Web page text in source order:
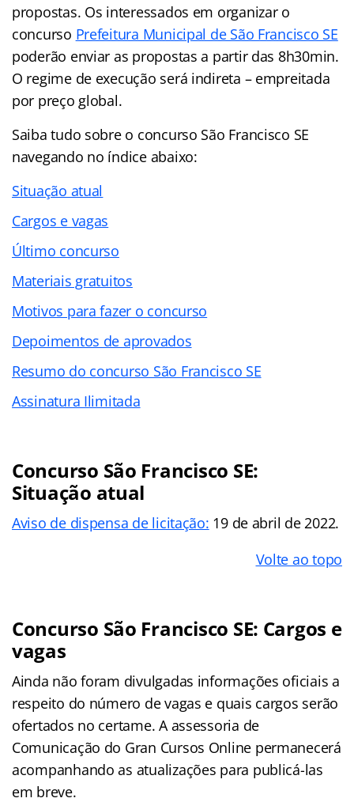
propostas. Os interessados em organizar o
concurso Prefeitura Municipal de São Francisco SE
poderão enviar as propostas a partir das 8h30min.
O regime de execução será indireta – empreitada
por preço global.
Saiba tudo sobre o concurso São Francisco SE
navegando no índice abaixo:
Situação atual
Cargos e vagas
Último concurso
Materiais gratuitos
Motivos para fazer o concurso
Depoimentos de aprovados
Resumo do concurso São Francisco SE
Assinatura Ilimitada
Concurso São Francisco SE:
Situação atual
Aviso de dispensa de licitação: 19 de abril de 2022.
Volte ao topo
Concurso São Francisco SE: Cargos e
vagas
Ainda não foram divulgadas informações oficiais a
respeito do número de vagas e quais cargos serão
ofertados no certame. A assessoria de
Comunicação do Gran Cursos Online permanecerá
acompanhando as atualizações para publicá-las
em breve.